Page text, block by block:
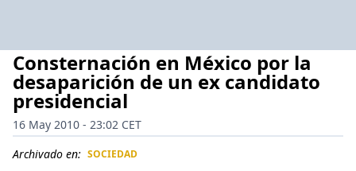
Consternación en México por la
desaparición de un ex candidato
presidencial
16 May 2010 - 23:02 CET
Archivado en: SOCIEDAD